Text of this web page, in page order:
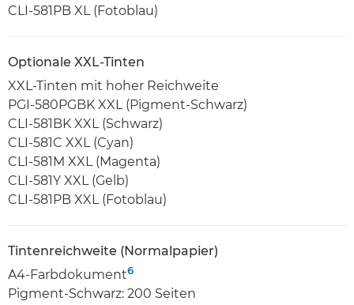
CLI-581PB XL (Fotoblau)
Optionale XXL-Tinten
XXL-Tinten mit hoher Reichweite
PGI-580PGBK XXL (Pigment-Schwarz)
CLI-581BK XXL (Schwarz)
CLI-581C XXL (Cyan)
CLI-581M XXL (Magenta)
CLI-581Y XXL (Gelb)
CLI-581PB XXL (Fotoblau)
Tintenreichweite (Normalpapier)
A4-Farbdokument6
Pigment-Schwarz: 200 Seiten